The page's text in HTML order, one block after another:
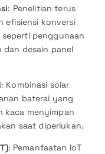
: Penelitian terus
efisiensi konversi
penggunaan
desain panel
: Kombinasi solar
baterai yang
kaca menyimpan
saat diperlukan.
: Pemanfaatan IoT